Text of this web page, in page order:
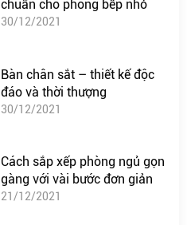
chuẩn cho phòng bếp nhỏ
30/12/2021
Bàn chân sắt – thiết kế độc
đáo và thời thượng
30/12/2021
Cách sắp xếp phòng ngủ gọn
gàng với vài bước đơn giản
21/12/2021